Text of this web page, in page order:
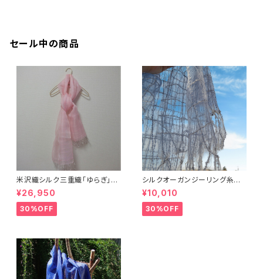
セール中の商品
米沢織シルク三重織「ゆらぎ」ス
トール
¥26,950
30%OFF
シルクオーガンジーリング糸チ
ェックストール
¥10,010
30%OFF